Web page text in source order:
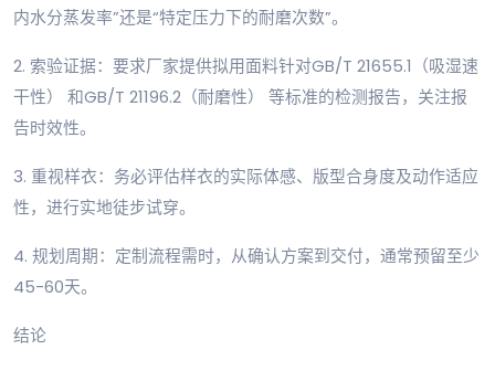
内水分蒸发率”还是“特定压力下的耐磨次数”。
2. 索验证据：要求厂家提供拟用面料针对GB/T 21655.1（吸湿速
干性） 和GB/T 21196.2（耐磨性） 等标准的检测报告，关注报
告时效性。
3. 重视样衣：务必评估样衣的实际体感、版型合身度及动作适应
性，进行实地徒步试穿。
4. 规划周期：定制流程需时，从确认方案到交付，通常预留至少
45-60天。
结论